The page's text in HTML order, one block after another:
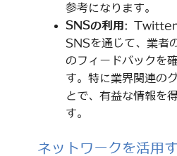
参考になります。
SNSの利用 : Twitter
SNSを通じて、業者
のフィードバックを
す。特に業界関連の
とで、有益な情報を
す。
ネットワークを活用